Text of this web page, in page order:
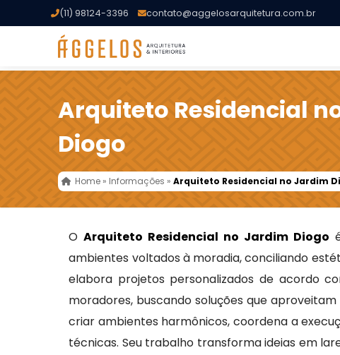
(11) 98124-3396 contato@aggelosarquitetura.com.br
Arquiteto Residencial
Diogo
Home » Informações »Arquiteto Residencial no Jardim
OArquiteto Residencial no Jardim Diogo
ambientes voltados à moradia, conciliando
elabora projetos personalizados de acordo
moradores, buscando soluções que
criar ambientes harmônicos, coordena a
técnicas. Seu trabalho transforma ideias em